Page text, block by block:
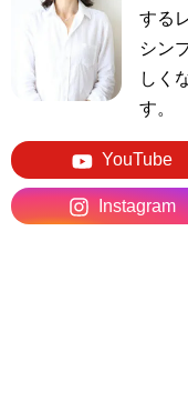
する
シン
しく
す。
YouTube
Instagram